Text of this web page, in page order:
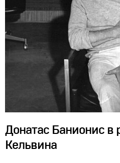
Донатас Банионис в
Кельвина